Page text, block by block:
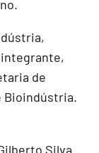
de
Bioindústria.
Silva